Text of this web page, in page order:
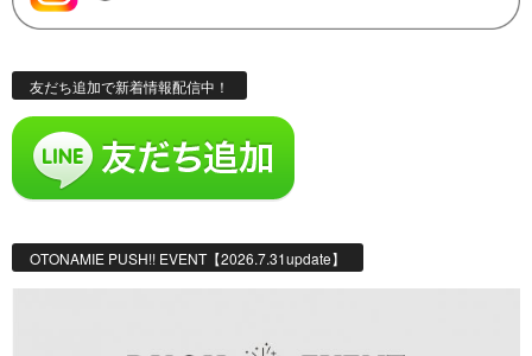
友だち追加で新着情報配信中！
OTONAMIE PUSH!! EVENT【2026.7.31update】